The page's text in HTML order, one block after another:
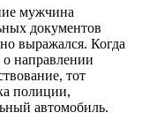
мужчина
документов
выражался. Когда
о направлении
тот
полиции,
автомобиль.